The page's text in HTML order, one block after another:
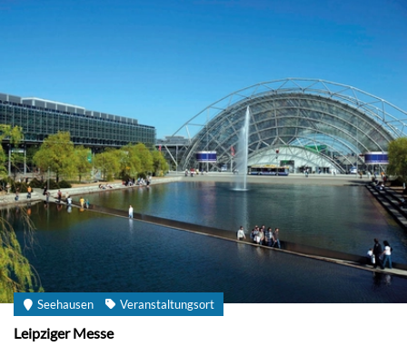
Seehausen Veranstaltungsort
Leipziger Messe